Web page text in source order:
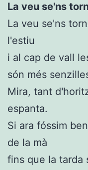
La veu se'ns
La veu se'ns
l'estiu
i al cap de vall
són més
Mira, tant
espanta.
Si ara fóssim
de la mà
fins que la tarda